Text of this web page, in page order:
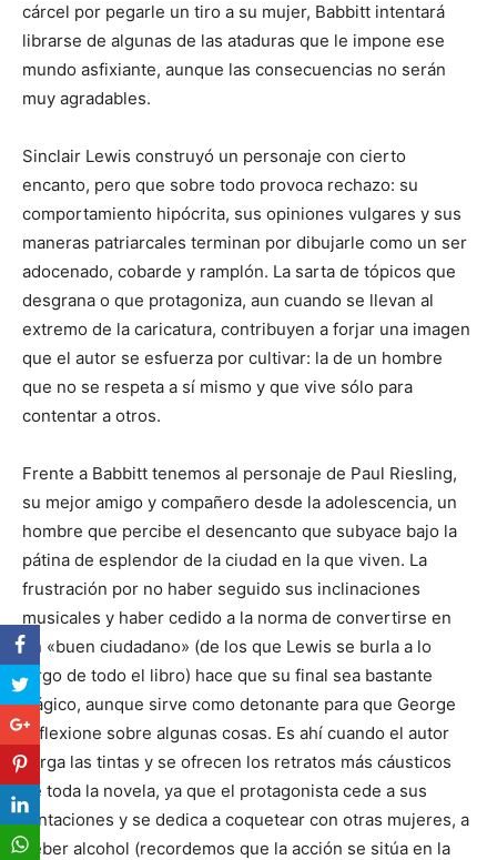
cárcel por pegarle un tiro a su mujer, Babbitt intentará
librarse de algunas de las ataduras que le impone ese
mundo asfixiante, aunque las consecuencias no serán
muy agradables.
Sinclair Lewis construyó un personaje con cierto
encanto, pero que sobre todo provoca rechazo: su
comportamiento hipócrita, sus opiniones vulgares y sus
maneras patriarcales terminan por dibujarle como un ser
adocenado, cobarde y ramplón. La sarta de tópicos que
desgrana o que protagoniza, aun cuando se llevan al
extremo de la caricatura, contribuyen a forjar una imagen
que el autor se esfuerza por cultivar: la de un hombre
que no se respeta a sí mismo y que vive sólo para
contentar a otros.
Frente a Babbitt tenemos al personaje de Paul Riesling,
su mejor amigo y compañero desde la adolescencia, un
hombre que percibe el desencanto que subyace bajo la
pátina de esplendor de la ciudad en la que viven. La
frustración por no haber seguido sus inclinaciones
musicales y haber cedido a la norma de convertirse en
un «buen ciudadano» (de los que Lewis se burla a lo
largo de todo el libro) hace que su final sea bastante
trágico, aunque sirve como detonante para que George
reflexione sobre algunas cosas. Es ahí cuando el autor
carga las tintas y se ofrecen los retratos más cáusticos
de toda la novela, ya que el protagonista cede a sus
tentaciones y se dedica a coquetear con otras mujeres, a
beber alcohol (recordemos que la acción se sitúa en la